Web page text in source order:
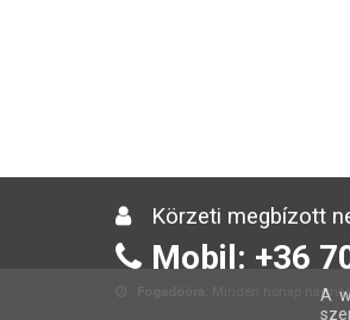
Körzeti megbízott
Mobil: +36
Minden hónap
A